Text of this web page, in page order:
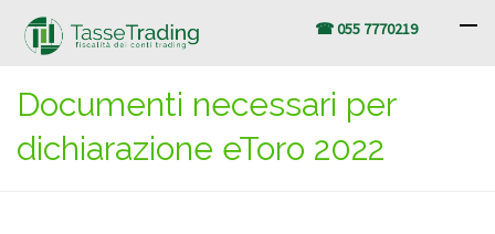
☎ 055 7770219
Documenti necessari per
dichiarazione eToro 2022